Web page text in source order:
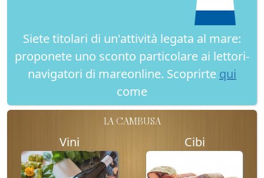
Siete titolari di un'attività legata al mare:
proponete uno sconto particolare ai lettori-
navigatori di mareonline. Scoprirte qui
come
LA CAMBUSA
Vini Cibi